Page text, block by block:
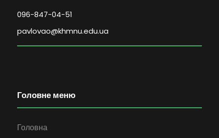
096-847-04-51
pavlovao@khmnu.edu.ua
Головне меню
Головна